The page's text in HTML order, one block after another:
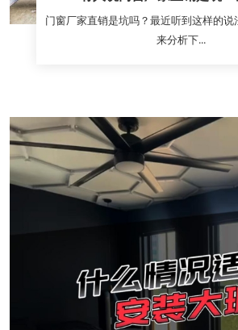
门窗厂家直销是坑吗？最近听到这样的说
来分析下...